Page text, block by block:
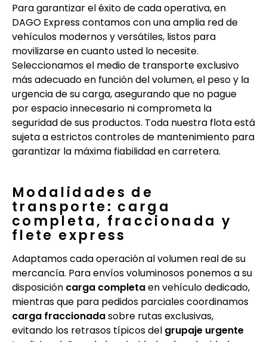
Para garantizar el éxito de cada operativa, en
DAGO Express contamos con una amplia red de
vehículos modernos y versátiles, listos para
movilizarse en cuanto usted lo necesite.
Seleccionamos el medio de transporte exclusivo
más adecuado en función del volumen, el peso y la
urgencia de su carga, asegurando que no pague
por espacio innecesario ni comprometa la
seguridad de sus productos. Toda nuestra flota está
sujeta a estrictos controles de mantenimiento para
garantizar la máxima fiabilidad en carretera.
Modalidades de
transporte: carga
completa, fraccionada y
flete express
Adaptamos cada operación al volumen real de su
mercancía. Para envíos voluminosos ponemos a su
disposición carga completaen vehículo dedicado,
mientras que para pedidos parciales coordinamos
carga fraccionadasobre rutas exclusivas,
evitando los retrasos típicos del grupaje urgente